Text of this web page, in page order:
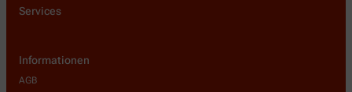
Services
Informationen
AGB